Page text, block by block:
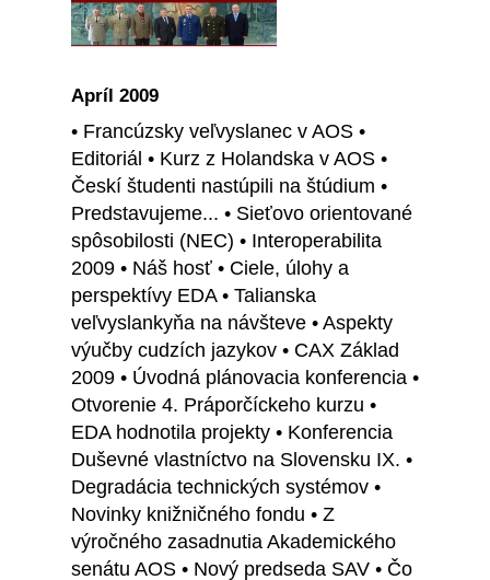
Apríl 2009
• Francúzsky veľvyslanec v AOS •
Editoriál • Kurz z Holandska v AOS •
Českí študenti nastúpili na štúdium •
Predstavujeme... • Sieťovo orientované
spôsobilosti (NEC) • Interoperabilita
2009 • Náš hosť • Ciele, úlohy a
perspektívy EDA • Talianska
veľvyslankyňa na návšteve • Aspekty
výučby cudzích jazykov • CAX Základ
2009 • Úvodná plánovacia konferencia •
Otvorenie 4. Práporčíckeho kurzu •
EDA hodnotila projekty • Konferencia
Duševné vlastníctvo na Slovensku IX. •
Degradácia technických systémov •
Novinky knižničného fondu • Z
výročného zasadnutia Akademického
senátu AOS • Nový predseda SAV • Čo